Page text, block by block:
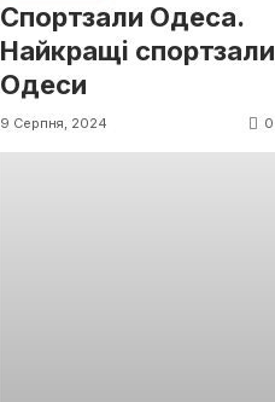
Спортзали Одеса.
Найкращі спортзали
Одеси
9 Серпня, 2024 0